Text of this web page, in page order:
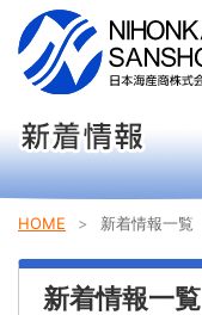
個人のお客様
法人のお客様
会社概要
採用情報
新着情報
お問い合わせ
HOME 新着情報一覧
新着情報一覧